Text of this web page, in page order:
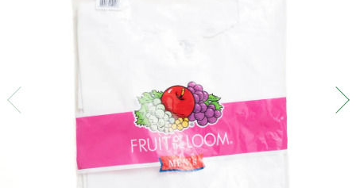
バッグ
ファッショングッズ
レイングッズ
ファッショングッズ
レイングッズ
ファッショングッズ
レイングッズ